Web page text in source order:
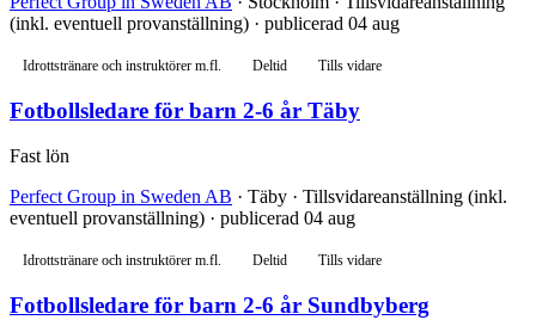
(inkl. eventuell provanställning) · publicerad 04 aug
Idrottstränare och instruktörer m.fl. Deltid Tills vidare
Fotbollsledare för barn 2-6 år Täby
Fast lön
Perfect Group in Sweden AB · Täby · Tillsvidareanställning (inkl.
eventuell provanställning) · publicerad 04 aug
Idrottstränare och instruktörer m.fl. Deltid Tills vidare
Fotbollsledare för barn 2-6 år Sundbyberg